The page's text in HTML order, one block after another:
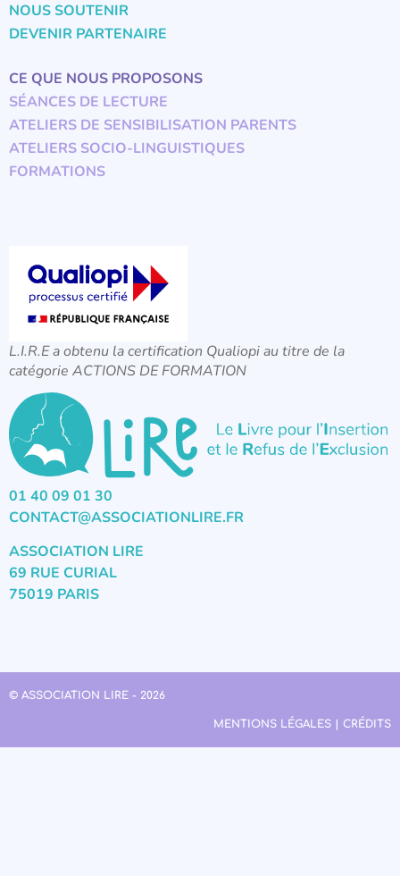
NOUS SOUTENIR
DEVENIR PARTENAIRE
CE QUE NOUS PROPOSONS
SÉANCES DE LECTURE
ATELIERS DE SENSIBILISATION PARENTS
ATELIERS SOCIO-LINGUISTIQUES
FORMATIONS
L.I.R.E a obtenu la certification Qualiopi au titre de la
catégorie ACTIONS DE FORMATION
01 40 09 01 30
CONTACT@ASSOCIATIONLIRE.FR
ASSOCIATION LIRE
69 RUE CURIAL
75019 PARIS
© ASSOCIATION LIRE - 2026
MENTIONS LÉGALES | CRÉDITS